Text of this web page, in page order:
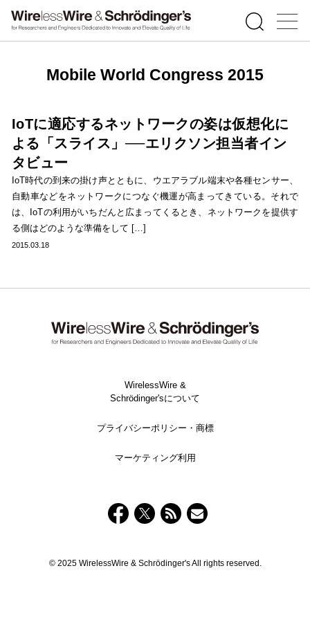
Mobile World Congress 2015
IoTに適応するネットワークの姿は仮想化に
よる「スライス」──エリクソン担当者イン
タビュー
IoT時代の到来の掛け声とともに、ウエアラブル端末や各種センサー、
自動車などをネットワークにつなぐ機運が高まってきている。それで
は、IoTの利用がいちだんと広まってくるとき、ネットワークを提供す
る側はどのような準備をして […]
2015.03.18
WirelessWire &
Schrödinger'sについて
プライバシーポリシー・商標
マーケティング利用
© 2025 WirelessWire & Schrödinger's All rights reserved.